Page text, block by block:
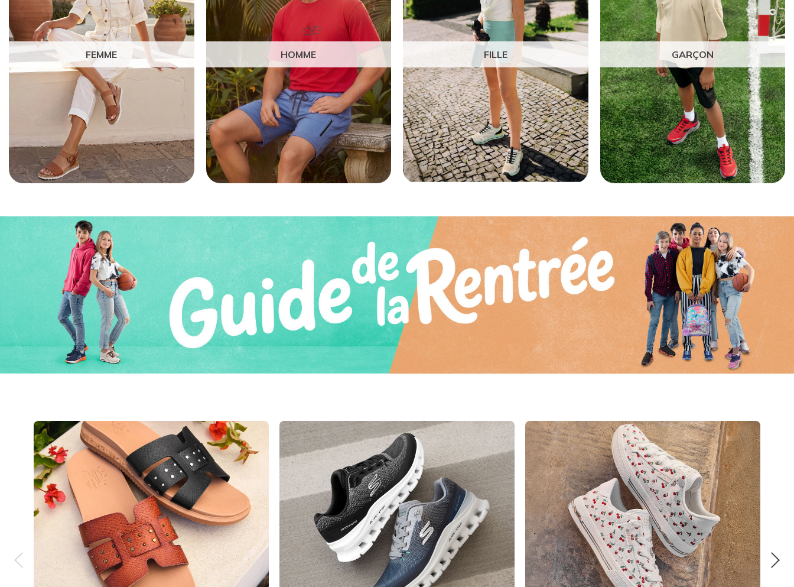
FEMME HOMME FILLE GARÇON